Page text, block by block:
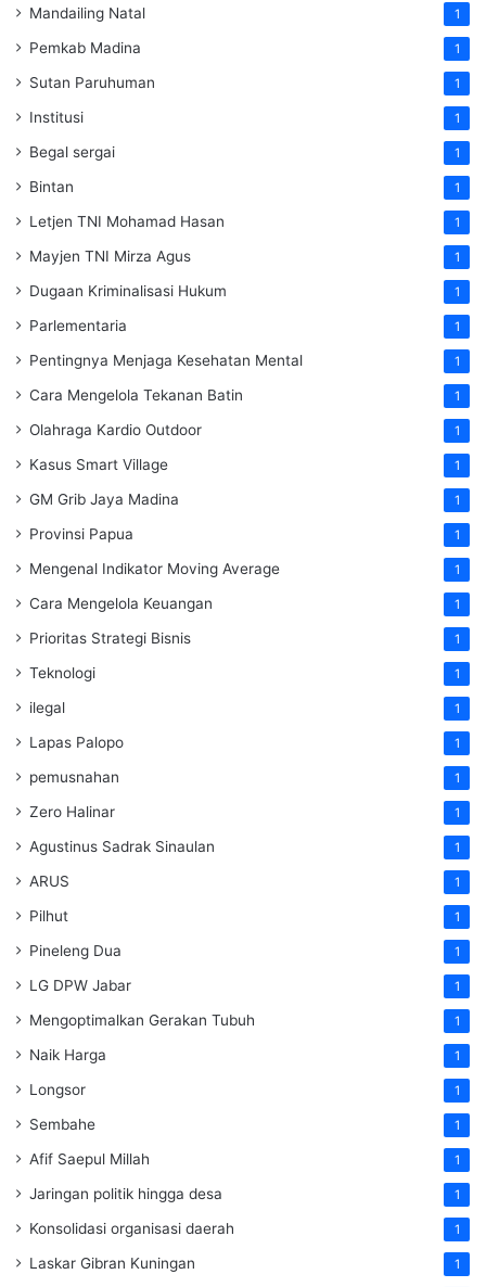
Mandailing Natal 1
Pemkab Madina 1
Sutan Paruhuman 1
Institusi 1
Begal sergai 1
Bintan 1
Letjen TNI Mohamad Hasan 1
Mayjen TNI Mirza Agus 1
Dugaan Kriminalisasi Hukum 1
Parlementaria 1
Pentingnya Menjaga Kesehatan Mental 1
Cara Mengelola Tekanan Batin 1
Olahraga Kardio Outdoor 1
Kasus Smart Village 1
GM Grib Jaya Madina 1
Provinsi Papua 1
Mengenal Indikator Moving Average 1
Cara Mengelola Keuangan 1
Prioritas Strategi Bisnis 1
Teknologi 1
ilegal 1
Lapas Palopo 1
pemusnahan 1
Zero Halinar 1
Agustinus Sadrak Sinaulan 1
ARUS 1
Pilhut 1
Pineleng Dua 1
LG DPW Jabar 1
Mengoptimalkan Gerakan Tubuh 1
Naik Harga 1
Longsor 1
Sembahe 1
Afif Saepul Millah 1
Jaringan politik hingga desa 1
Konsolidasi organisasi daerah 1
Laskar Gibran Kuningan 1